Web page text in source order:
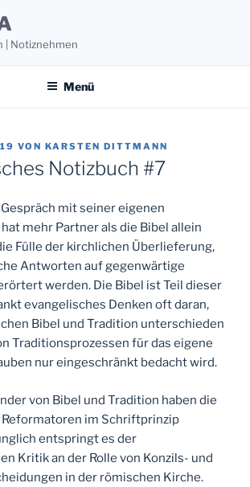
| Notiznehmen
Menü
VON KARSTEN DITTMANN
Notizbuch #7
mit seiner eigenen
mehr Partner als die Bibel allein
Fülle der kirchlichen Überlieferung,
Antworten auf gegenwärtige
werden. Die Bibel ist Teil dieser
evangelisches Denken oft daran,
Bibel und Tradition unterschieden
Traditionsprozessen für das eigene
nur eingeschränkt bedacht wird.
von Bibel und Tradition haben die
im Schriftprinzip
entspringt es der
Kritik an der Rolle von Konzils- und
in der römischen Kirche.